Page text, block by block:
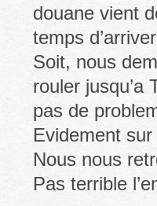
douane vient
temps
Soit, nous
rouler jusqu’a
pas de
Evidement
Nous nous
Pas terrible